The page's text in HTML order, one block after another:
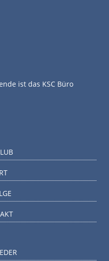
ist das KSC Büro